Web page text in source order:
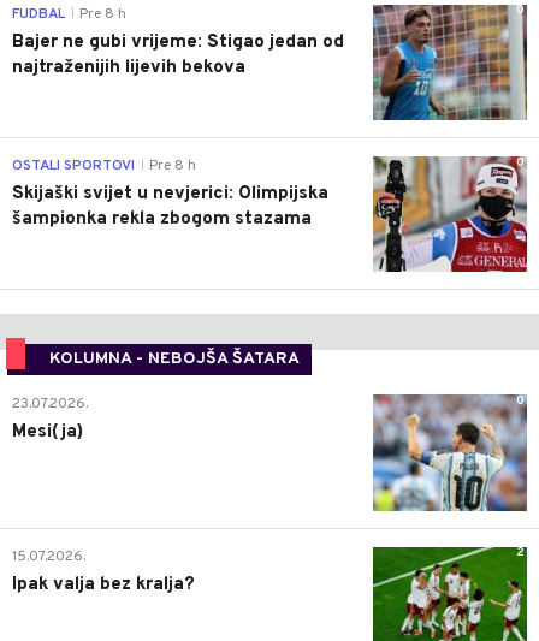
0
FUDBAL Pre 8 h
Bajer ne gubi vrijeme: Stigao jedan od
najtraženijih lijevih bekova
0
OSTALI SPORTOVI Pre 8 h
Skijaški svijet u nevjerici: Olimpijska
šampionka rekla zbogom stazama
KOLUMNA - NEBOJŠA ŠATARA
0
23.07.2026.
Mesi(ja)
2
15.07.2026.
Ipak valja bez kralja?